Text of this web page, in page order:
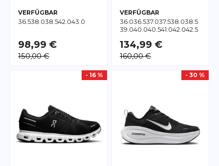
VERFÜGBAR
36.538.038.542.043.0
98,99 €
150,00 €
VERFÜGBAR
36.036.537.037.538.038.5
39.040.040.541.042.042.5
134,99 €
160,00 €
- 16 % - 30 %